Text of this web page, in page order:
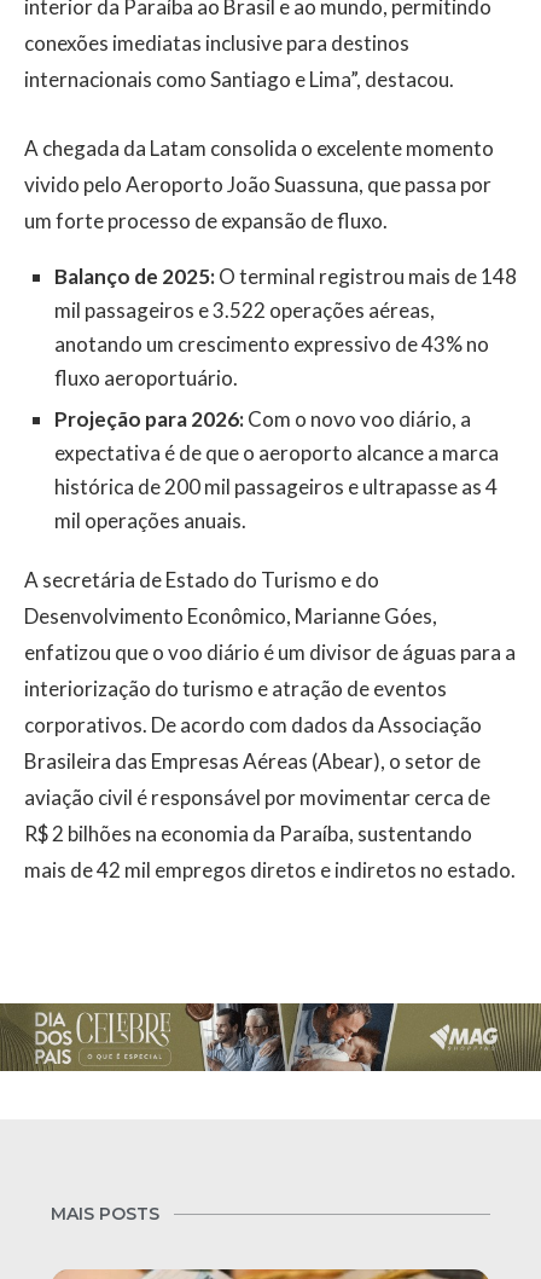
interior da Paraíba ao Brasil e ao mundo, permitindo
conexões imediatas inclusive para destinos
internacionais como Santiago e Lima”, destacou.
A chegada da Latam consolida o excelente momento
vivido pelo Aeroporto João Suassuna, que passa por
um forte processo de expansão de fluxo.
Balanço de 2025:O terminal registrou mais de 148
mil passageiros e 3.522 operações aéreas,
anotando um crescimento expressivo de 43% no
fluxo aeroportuário.
Projeção para 2026:Com o novo voo diário, a
expectativa é de que o aeroporto alcance a marca
histórica de 200 mil passageiros e ultrapasse as 4
mil operações anuais.
A secretária de Estado do Turismo e do
Desenvolvimento Econômico, Marianne Góes,
enfatizou que o voo diário é um divisor de águas para a
interiorização do turismo e atração de eventos
corporativos. De acordo com dados da Associação
Brasileira das Empresas Aéreas (Abear), o setor de
aviação civil é responsável por movimentar cerca de
R$ 2 bilhões na economia da Paraíba, sustentando
mais de 42 mil empregos diretos e indiretos no estado.
MAIS POSTS